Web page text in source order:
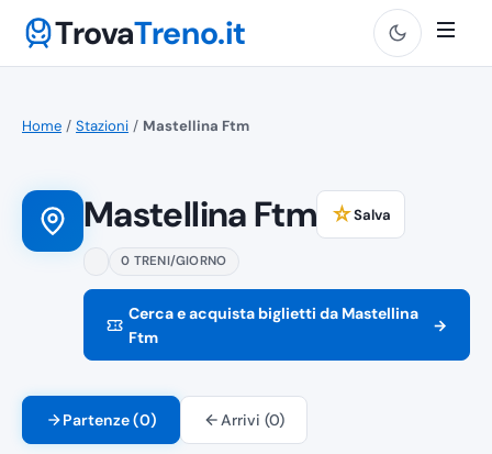
TrovaTreno.it
Home / Stazioni / Mastellina Ftm
Mastellina Ftm ☆Salva
0 TRENI/GIORNO
Cerca e acquista biglietti da Mastellina
Ftm
→
Partenze (0) Arrivi (0)